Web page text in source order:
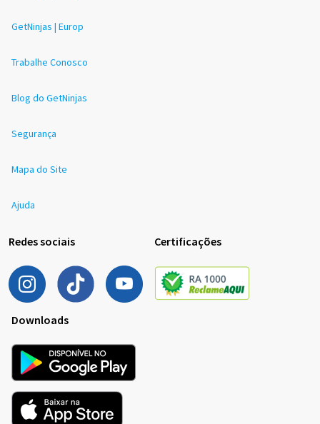
GetNinjas | Europ
Trabalhe Conosco
Blog do GetNinjas
Segurança
Mapa do Site
Ajuda
Redes sociais Certificações
Downloads